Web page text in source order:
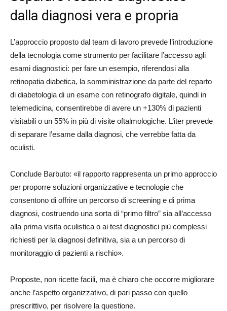
dalla diagnosi vera e propria
L’approccio proposto dal team di lavoro prevede l’introduzione
della tecnologia come strumento per facilitare l’accesso agli
esami diagnostici: per fare un esempio, riferendosi alla
retinopatia diabetica, la somministrazione da parte del reparto
di diabetologia di un esame con retinografo digitale, quindi in
telemedicina, consentirebbe di avere un +130% di pazienti
visitabili o un 55% in più di visite oftalmologiche. L’iter prevede
di separare l’esame dalla diagnosi, che verrebbe fatta da
oculisti.
Conclude Barbuto: «il rapporto rappresenta un primo approccio
per proporre soluzioni organizzative e tecnologie che
consentono di offrire un percorso di screening e di prima
diagnosi, costruendo una sorta di “primo filtro” sia all’accesso
alla prima visita oculistica o ai test diagnostici più complessi
richiesti per la diagnosi definitiva, sia a un percorso di
monitoraggio di pazienti a rischio».
Proposte, non ricette facili, ma è chiaro che occorre migliorare
anche l’aspetto organizzativo, di pari passo con quello
prescrittivo, per risolvere la questione.